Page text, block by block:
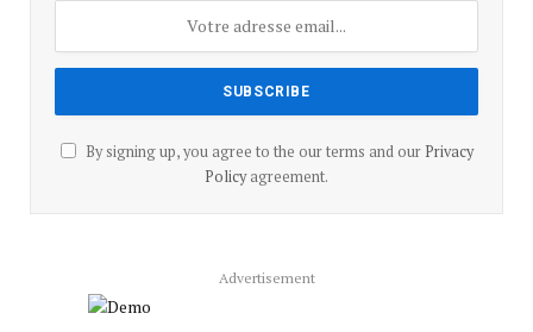
By signing up, you agree to the our terms and our Privacy
Policyagreement.
Advertisement